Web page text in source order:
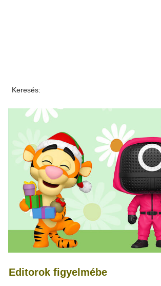
Keresés:
Editorok figyelmébe